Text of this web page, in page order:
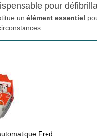
pour
un élément essentiel
Fred